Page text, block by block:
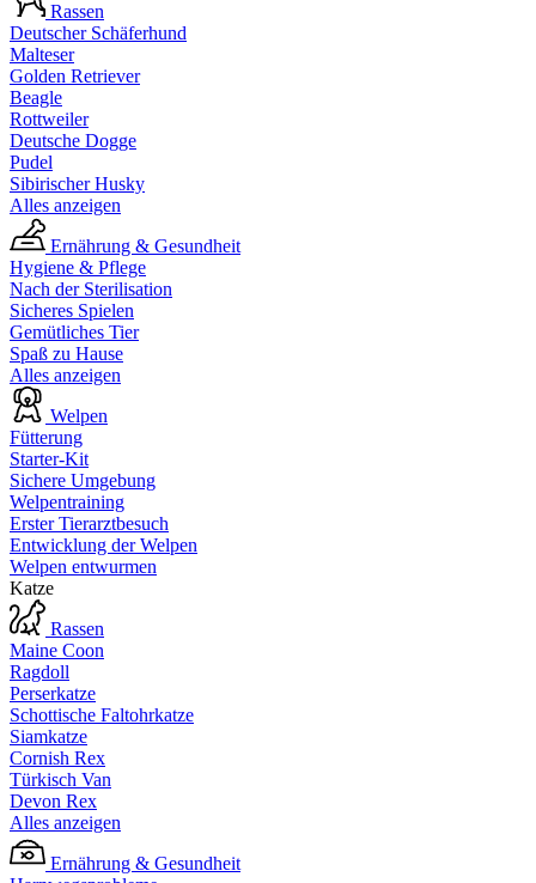
Rassen
Deutscher Schäferhund
Malteser
Golden Retriever
Beagle
Rottweiler
Deutsche Dogge
Pudel
Sibirischer Husky
Alles anzeigen
Ernährung & Gesundheit
Hygiene & Pflege
Nach der Sterilisation
Sicheres Spielen
Gemütliches Tier
Spaß zu Hause
Alles anzeigen
Welpen
Fütterung
Starter-Kit
Sichere Umgebung
Welpentraining
Erster Tierarztbesuch
Entwicklung der Welpen
Welpen entwurmen
Katze
Rassen
Maine Coon
Ragdoll
Perserkatze
Schottische Faltohrkatze
Siamkatze
Cornish Rex
Türkisch Van
Devon Rex
Alles anzeigen
Ernährung & Gesundheit